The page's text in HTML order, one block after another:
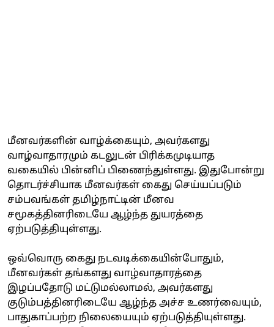
மீனவர்களின் வாழ்க்கையும், அவர்களது
வாழ்வாதாரமும் கடலுடன் பிரிக்கமுடியாத
வகையில் பின்னிப் பிணைந்துள்ளது. இதுபோன்று
தொடர்ச்சியாக மீனவர்கள் கைது செய்யப்படும்
சம்பவங்கள் தமிழ்நாட்டின் மீனவ
சமூகத்தினரிடையே ஆழ்ந்த துயரத்தை
ஏற்படுத்தியுள்ளது.
ஒவ்வொரு கைது நடவடிக்கையின்போதும்,
மீனவர்கள் தங்களது வாழ்வாதாரத்தை
இழப்பதோடு மட்டுமல்லாமல், அவர்களது
குடும்பத்தினரிடையே ஆழ்ந்த அச்ச உணர்வையும்,
பாதுகாப்பற்ற நிலையையும் ஏற்படுத்தியுள்ளது.